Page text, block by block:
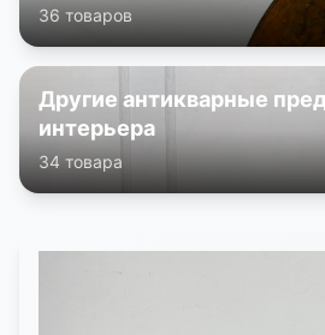
36 товаров
Другие антикварные
интерьера
34 товара